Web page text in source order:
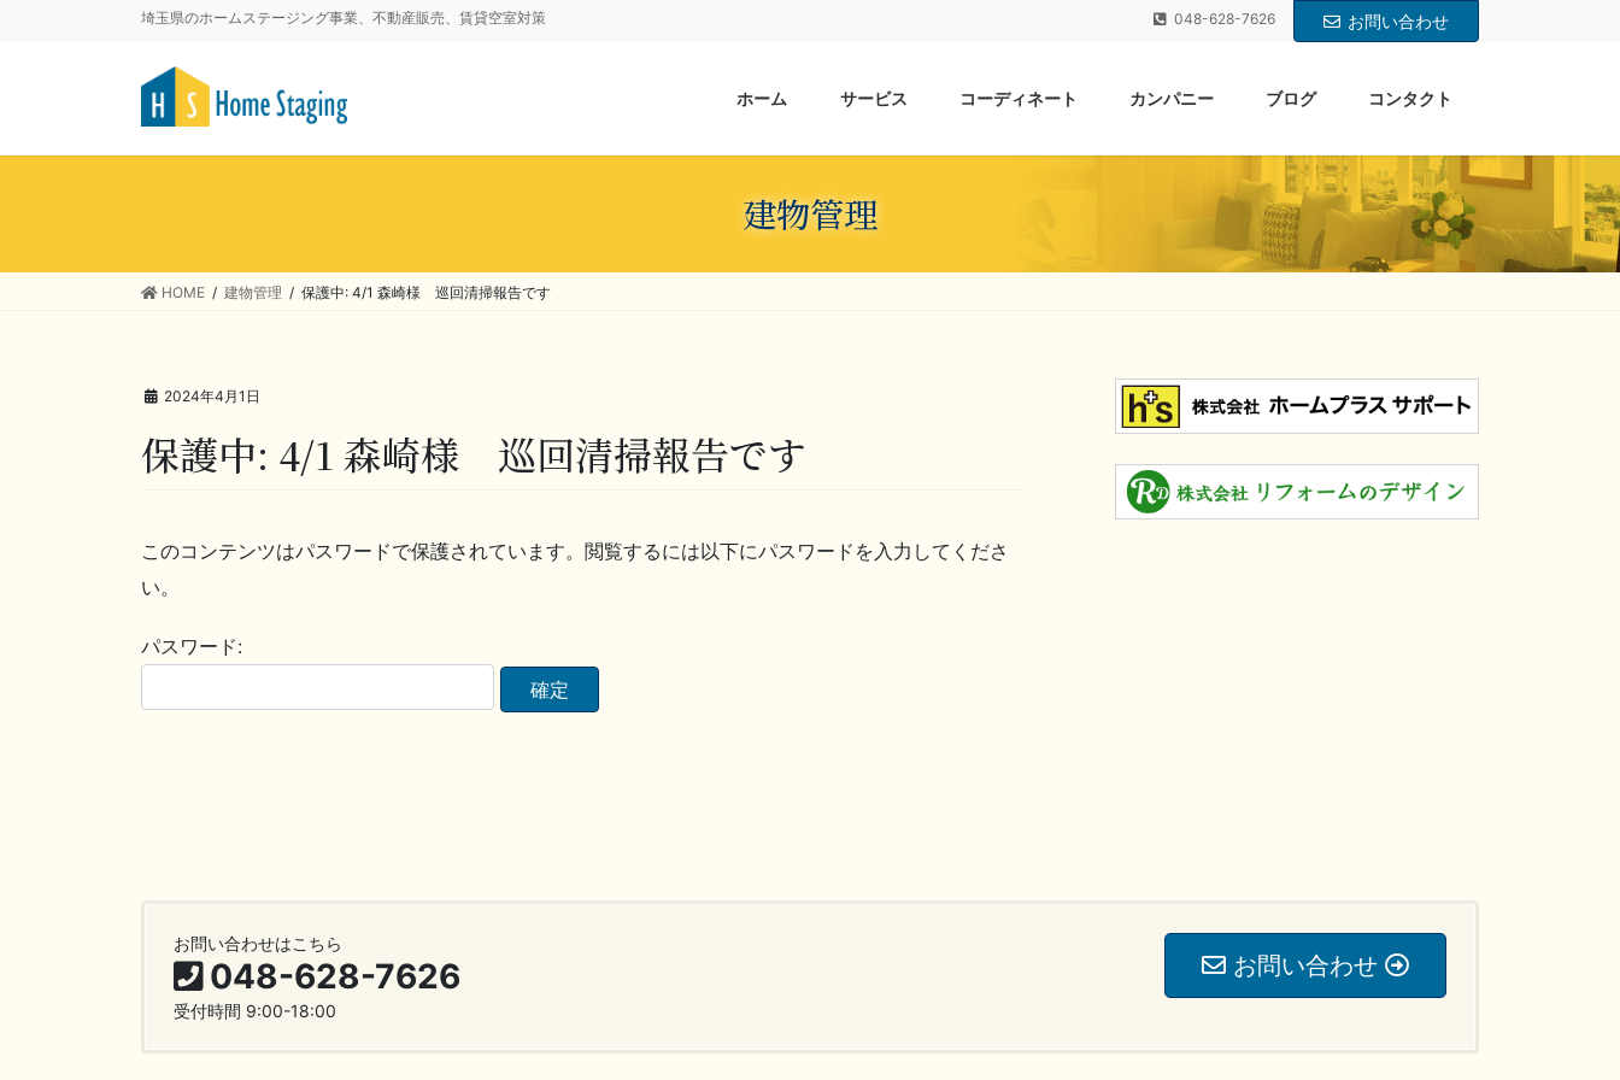
埼玉県のホームステージング事業、不動産販売、賃貸空室対策 048-628-7626 お問い合わせ
ホーム サービス コーディネート カンパニー ブログ コンタクト
建物管理
HOME 建物管理 保護中: 4/1 森崎様 巡回清掃報告です
2024年4月1日
保護中: 4/1 森崎様 巡回清掃報告です
このコンテンツはパスワードで保護されています。閲覧するには以下にパスワードを入力してくださ
い。
パスワード:
お問い合わせはこちら
048-628-7626
受付時間 9:00-18:00
お問い合わせ